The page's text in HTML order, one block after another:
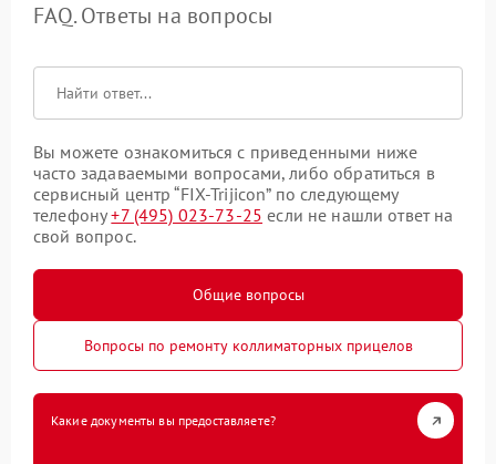
FAQ. Ответы на вопросы
Вы можете ознакомиться с приведенными ниже
часто задаваемыми вопросами, либо обратиться в
сервисный центр “FIX-Trijicon” по следующему
телефону+7 (495) 023-73-25 если не нашли ответ на
свой вопрос.
Общие вопросы
Вопросы по ремонту коллиматорных прицелов
Какие документы вы предоставляете?